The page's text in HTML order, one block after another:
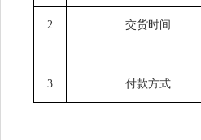
2 交货时间
3 付款方式